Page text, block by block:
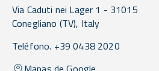
Via Caduti nei Lager 1 - 31015
Conegliano (TV), Italy
Teléfono. +39 0438 2020